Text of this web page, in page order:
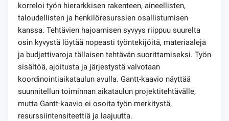
korreloi työn hierarkkisen rakenteen, aineellisten,
taloudellisten ja henkilöresurssien osallistumisen
kanssa. Tehtävien hajoamisen syvyys riippuu suurelta
osin kyvystä löytää nopeasti työntekijöitä, materiaaleja
ja budjettivaroja tällaisen tehtävän suorittamiseksi. Työn
sisältöä, ajoitusta ja järjestystä valvotaan
koordinointiaikataulun avulla. Gantt-kaavio näyttää
suunnitellun toiminnan aikataulun projektitehtävälle,
mutta Gantt-kaavio ei osoita työn merkitystä,
resurssiintensiteettiä ja laajuutta.